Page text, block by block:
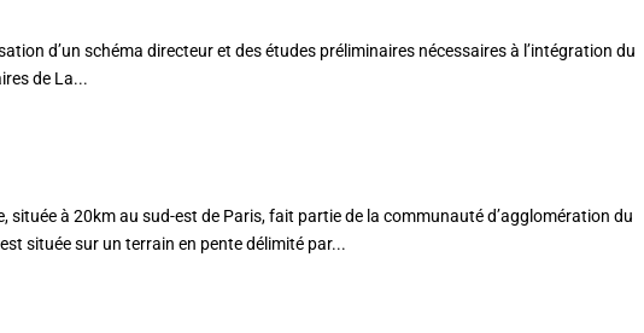
d’un schéma directeur et des études préliminaires nécessaires à l’intégration du
de La...
située à 20km au sud-est de Paris, fait partie de la communauté d’agglomération du
située sur un terrain en pente délimité par...
EN
AFIN DE